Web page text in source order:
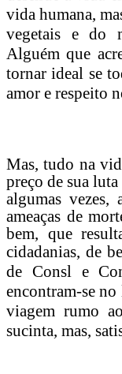
vida humana,
vegetais e do
Alguém que
tornar ideal se
amor e respeito
Mas, tudo na
preço de sua
algumas vezes,
ameaças de
bem, que
cidadanias, de b
de Consl e
encontram-se
viagem rumo
sucinta, mas,